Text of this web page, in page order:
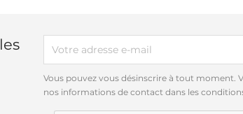
Vous pouvez vous désinscrire à tout moment.
nos informations de contact dans les